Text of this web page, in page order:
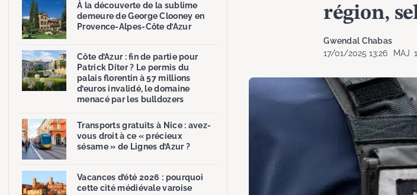
région,
Gwendal Chabas
17/01/2025 13:26
MAJ
À la découverte de la sublime
demeure de George Clooney en
Provence-Alpes-Côte d’Azur
Côte d’Azur : fin de partie pour
Patrick Diter ? Le permis du
palais florentin à 57 millions
d’euros invalidé, le domaine
menacé par les bulldozers
Transports gratuits à Nice : avez-
vous droit à ce « précieux
sésame » de Lignes d’Azur ?
Vacances d’été 2026 : pourquoi
cette cité médiévale varoise